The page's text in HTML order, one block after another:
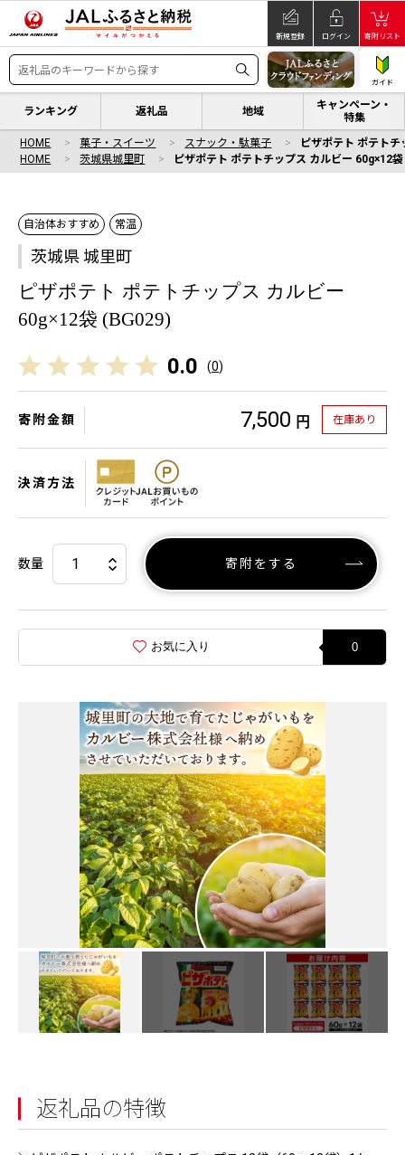
新規登録 ログイン 寄附リスト
ガイド
ランキング 返礼品 地域
キャンペーン・
特集
HOME 菓子・スイーツ スナック・駄菓子
ピザポテト ポテト
HOME
茨城県城里町 ピザポテト ポテトチップス カルビー 60g×12
自治体おすすめ 常温
茨城県 城里町
ピザポテト ポテトチップス カルビー
60g×12袋 (BG029)
0.0 (0)
寄附金額 7,500 円 在庫あり
決済方法
数量 寄附をする
お気に入り 0
返礼品の特徴